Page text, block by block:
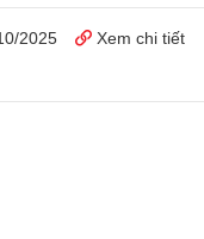
2025 Xem chi tiết